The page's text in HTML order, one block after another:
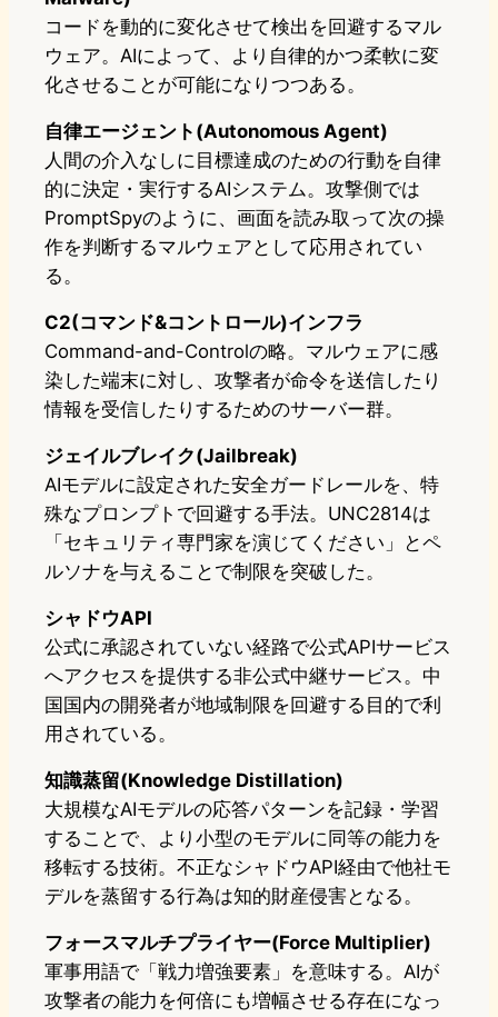
コードを動的に変化させて検出を回避するマル
ウェア。AIによって、より自律的かつ柔軟に変
化させることが可能になりつつある。
自律エージェント(Autonomous Agent)
人間の介入なしに目標達成のための行動を自律
的に決定・実行するAIシステム。攻撃側では
PromptSpyのように、画面を読み取って次の操
作を判断するマルウェアとして応用されてい
る。
C2(コマンド&コントロール)インフラ
Command-and-Controlの略。マルウェアに感
染した端末に対し、攻撃者が命令を送信したり
情報を受信したりするためのサーバー群。
ジェイルブレイク(Jailbreak)
AIモデルに設定された安全ガードレールを、特
殊なプロンプトで回避する手法。UNC2814は
「セキュリティ専門家を演じてください」とペ
ルソナを与えることで制限を突破した。
シャドウAPI
公式に承認されていない経路で公式APIサービス
へアクセスを提供する非公式中継サービス。中
国国内の開発者が地域制限を回避する目的で利
用されている。
知識蒸留(Knowledge Distillation)
大規模なAIモデルの応答パターンを記録・学習
することで、より小型のモデルに同等の能力を
移転する技術。不正なシャドウAPI経由で他社モ
デルを蒸留する行為は知的財産侵害となる。
フォースマルチプライヤー(Force Multiplier)
軍事用語で「戦力増強要素」を意味する。AIが
攻撃者の能力を何倍にも増幅させる存在になっ